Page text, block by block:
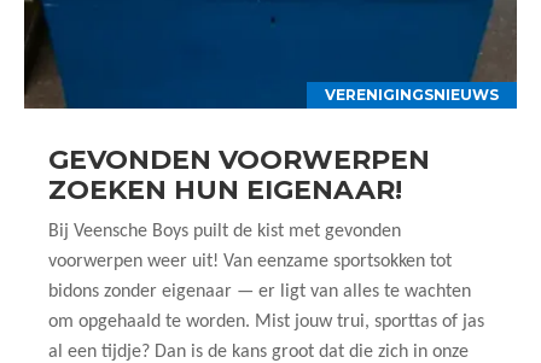
VERENIGINGSNIEUWS
GEVONDEN VOORWERPEN
ZOEKEN HUN EIGENAAR!
Bij Veensche Boys puilt de kist met gevonden
voorwerpen weer uit! Van eenzame sportsokken tot
bidons zonder eigenaar — er ligt van alles te wachten
om opgehaald te worden. Mist jouw trui, sporttas of jas
al een tijdje? Dan is de kans groot dat die zich in onze